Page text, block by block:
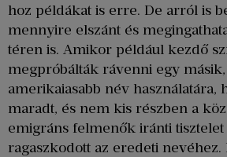
hoz példákat is erre. De arról is
mennyire elszánt és
téren is. Amikor például kezdő
megpróbálták rávenni egy
amerikaiasabb név használatára,
maradt, és nem kis részben a
emigráns felmenők iránti
ragaszkodott az eredeti nevéhez.